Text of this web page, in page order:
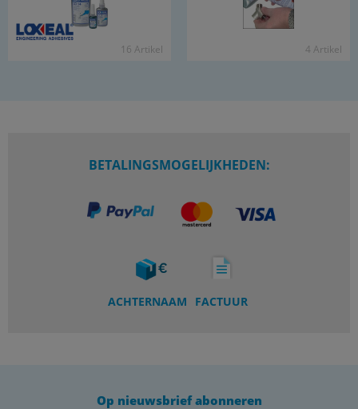
16 Ar­ti­kel 4 Ar­ti­kel
BETALINGSMOGELIJKHEDEN:
ACHTERNAAM FACTUUR
Op nieuwsbrief abonneren